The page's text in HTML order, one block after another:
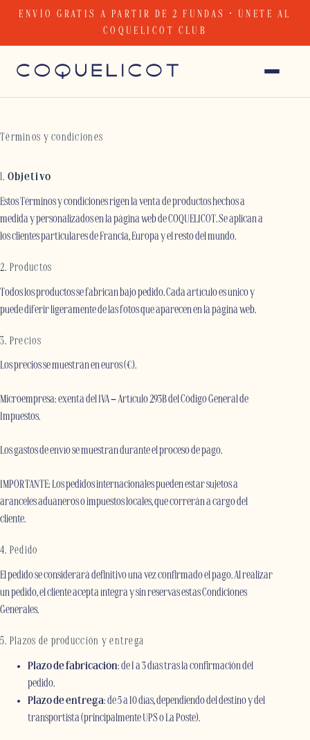
ENVÍO GRATIS A PARTIR DE 2 FUNDAS · ÚNETE AL
COQUELICOT CLUB
Términos y condiciones
1. Objetivo
Estos Términos y condiciones rigen la venta de productos hechos a
medida y personalizados en la página web de COQUELICOT. Se aplican a
los clientes particulares de Francia, Europa y el resto del mundo.
2. Productos
Todos los productos se fabrican bajo pedido. Cada artículo es único y
puede diferir ligeramente de las fotos que aparecen en la página web.
3. Precios
Los precios se muestran en euros (€).
Microempresa: exenta del IVA – Artículo 293B del Código General de
Impuestos.
Los gastos de envío se muestran durante el proceso de pago.
IMPORTANTE: Los pedidos internacionales pueden estar sujetos a
aranceles aduaneros o impuestos locales, que correrán a cargo del
cliente.
4. Pedido
El pedido se considerará definitivo una vez confirmado el pago. Al realizar
un pedido, el cliente acepta íntegra y sin reservas estas Condiciones
Generales.
5. Plazos de producción y entrega
Plazo de fabricación: de 1 a 3 días tras la confirmación del
pedido.
Plazo de entrega: de 5 a 10 días, dependiendo del destino y del
transportista (principalmente UPS o La Poste).